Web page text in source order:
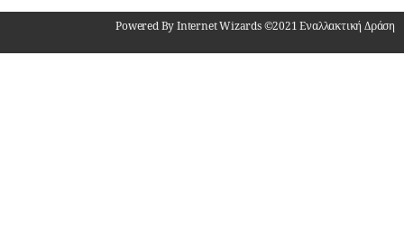
Powered By Internet Wizards ©2021 Εναλλακτική Δράση